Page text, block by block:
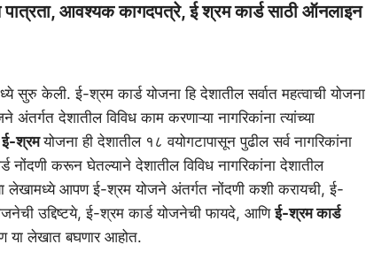
आवश्यक कागदपत्रे, ई श्रम कार्ड साठी ऑनलाइन
केली. ई-श्रम कार्ड योजना हि देशातील सर्वात महत्वाची योजना
देशातील विविध काम करणाऱ्या नागरिकांना त्यांच्या
ई-श्रमयोजना ही देशातील १८ वयोगटापासून पुढील सर्व नागरिकांना
करून घेतल्याने देशातील विविध नागरिकांना देशातील
या लेखामध्ये आपण ई-श्रम योजने अंतर्गत नोंदणी कशी करायची, ई-
उद्दिष्टये, ई-श्रम कार्ड योजनेची फायदे, आणिई-श्रम कार्ड
या लेखात बघणार आहोत.